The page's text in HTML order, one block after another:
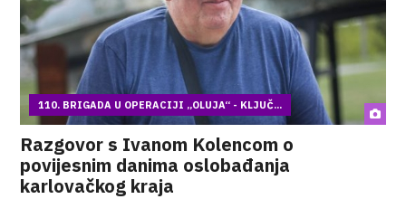
110. BRIGADA U OPERACIJI „OLUJA“ - KLJUČ...
Razgovor s Ivanom Kolencom o
povijesnim danima oslobađanja
karlovačkog kraja